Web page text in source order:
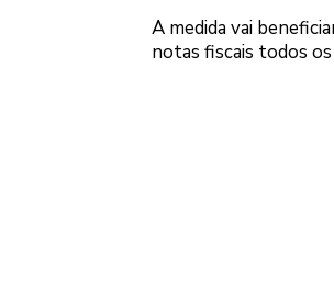
A medida vai
notas fiscais todos